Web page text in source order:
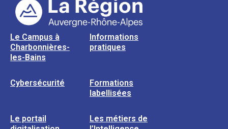
Le Campus à
Charbonnières-
les-Bains
Informations
pratiques
Cybersécurité
Formations
labellisées
Le portail
Les métiers de